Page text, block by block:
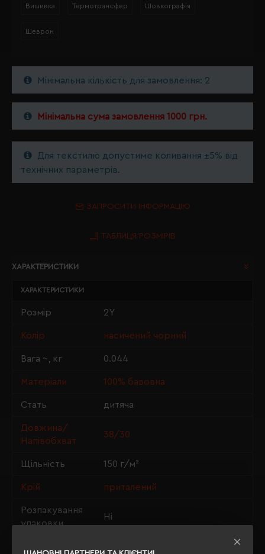
Вишивка Термотрансфер Шовкографія
Шеврон
Мінімальна кількість для замовлення: 2
Мінімальна сума замовлення 1000 грн.
Для текстилю допустиме коливання ±5% від
технічних параметрів.
ЗАПРОСИТИ ІНФОРМАЦІЮ
ТАБЛИЦЯ РОЗМІРІВ
ХАРАКТЕРИСТИКИ
ХАРАКТЕРИСТИКИ
Розмір 2Y
Колір насичений чорний
Вага ~, кг 0.044
Матеріали 100% бавовна
Стать дитяча
Довжина/
Напівобхват
38/30
Щільність 150 г/м²
Крій приталений
Розпакування
упаковки
Ні